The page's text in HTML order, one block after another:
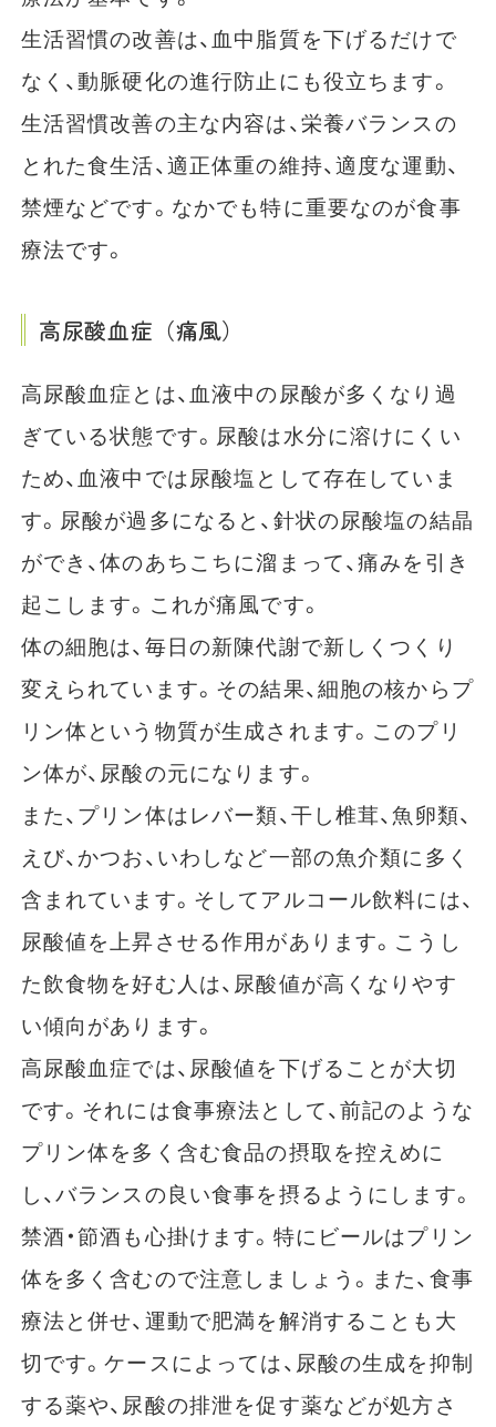
生活習慣の改善は、血中脂質を下げるだけで
なく、動脈硬化の進行防止にも役立ちます。
生活習慣改善の主な内容は、栄養バランスの
とれた食生活、適正体重の維持、適度な運動、
禁煙などです。なかでも特に重要なのが食事
療法です。
高尿酸血症（痛風）
高尿酸血症とは、血液中の尿酸が多くなり過
ぎている状態です。尿酸は水分に溶けにくい
ため、血液中では尿酸塩として存在していま
す。尿酸が過多になると、針状の尿酸塩の結晶
ができ、体のあちこちに溜まって、痛みを引き
起こします。これが痛風です。
体の細胞は、毎日の新陳代謝で新しくつくり
変えられています。その結果、細胞の核からプ
リン体という物質が生成されます。このプリ
ン体が、尿酸の元になります。
また、プリン体はレバー類、干し椎茸、魚卵類、
えび、かつお、いわしなど一部の魚介類に多く
含まれています。そしてアルコール飲料には、
尿酸値を上昇させる作用があります。こうし
た飲食物を好む人は、尿酸値が高くなりやす
い傾向があります。
高尿酸血症では、尿酸値を下げることが大切
です。それには食事療法として、前記のような
プリン体を多く含む食品の摂取を控えめに
し、バランスの良い食事を摂るようにします。
禁酒・節酒も心掛けます。特にビールはプリン
体を多く含むので注意しましょう。また、食事
療法と併せ、運動で肥満を解消することも大
切です。ケースによっては、尿酸の生成を抑制
する薬や、尿酸の排泄を促す薬などが処方さ